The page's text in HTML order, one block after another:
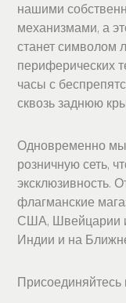
нашими
механизмами, а
станет символом
периферических
часы с
сквозь заднюю
Одновременно
розничную сеть,
эксклюзивность.
флагманские
США, Швейцарии
Индии и на